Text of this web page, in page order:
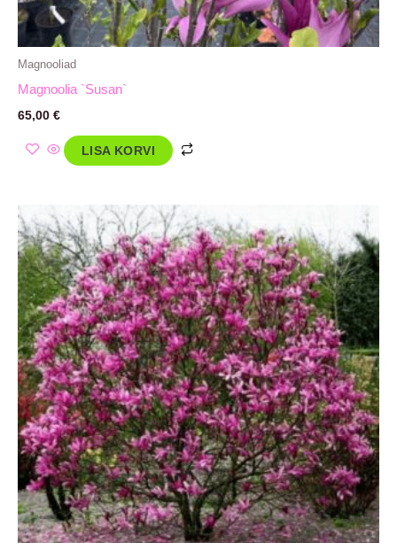
Magnooliad
Magnoolia `Susan`
65,00 €
LISA KORVI